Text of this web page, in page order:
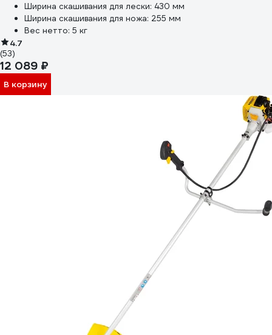
Ширина скашивания для лески: 430 мм
Ширина скашивания для ножа: 255 мм
Вес нетто: 5 кг
4.7
(53)
12 089 ₽
В корзину